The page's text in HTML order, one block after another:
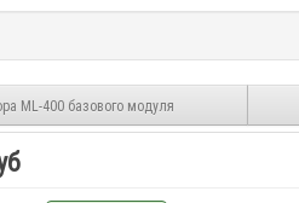
ML-400 базового модуля